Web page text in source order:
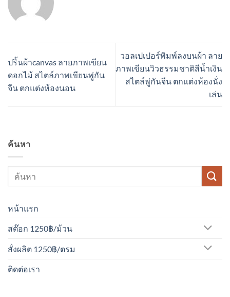
ปริ้นผ้าcanvas ลายภาพเขียน
ดอกไม้ สไตล์ภาพเขียนพู่กัน
จีน ตกแต่งห้องนอน
วอลเปเปอร์พิมพ์ลงบนผ้า ลาย
ภาพเขียนวิวธรรมชาติสีน้ำเงิน
สไตล์พู่กันจีน ตกแต่งห้องนั่ง
เล่น
ค้นหา
หน้าแรก
สต๊อก 1250฿/ม้วน
สั่งผลิต 1250฿/ตรม
ติดต่อเรา